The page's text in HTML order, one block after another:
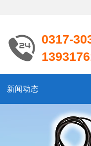
0317-
新闻动态